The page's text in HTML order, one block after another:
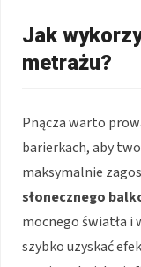
Jak
metrażu?
Pnącza warto
barierkach, aby
maksymalnie
słonecznego
mocnego światła
szybko uzyskać